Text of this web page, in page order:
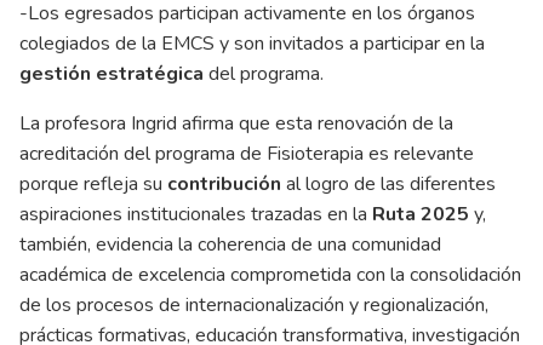
-Los egresados participan activamente en los órganos
colegiados de la EMCS y son invitados a participar en la
gestión estratégica del programa.
La profesora Ingrid afirma que esta renovación de la
acreditación del programa de Fisioterapia es relevante
porque refleja su contribución al logro de las diferentes
aspiraciones institucionales trazadas en la Ruta 2025 y,
también, evidencia la coherencia de una comunidad
académica de excelencia comprometida con la consolidación
de los procesos de internacionalización y regionalización,
prácticas formativas, educación transformativa, investigación